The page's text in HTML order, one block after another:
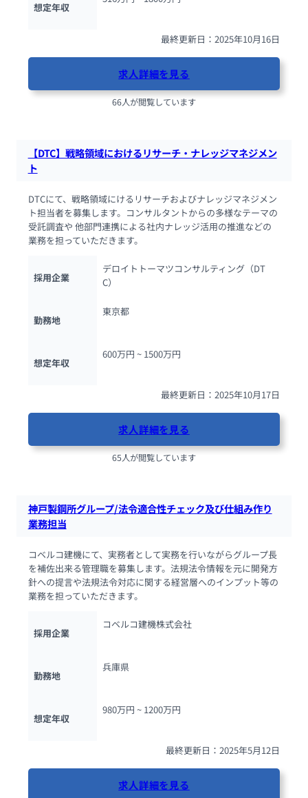
想定年収
最終更新日：2025年10月16日
求人詳細を見る
66人が閲覧しています
【DTC】戦略領域におけるリサーチ・ナレッジマネジメン
ト
DTCにて、戦略領域にけるリサーチおよびナレッジマネジメン
ト担当者を募集します。コンサルタントからの多様なテーマの
受託調査や 他部門連携による社内ナレッジ活用の推進などの
業務を担っていただきます。
採用企業
デロイトトーマツコンサルティング（DT
C）
勤務地
東京都
想定年収
600万円 ~ 1500万円
最終更新日：2025年10月17日
求人詳細を見る
65人が閲覧しています
神戸製鋼所グループ/法令適合性チェック及び仕組み作り
業務担当
コベルコ建機にて、実務者として実務を行いながらグループ長
を補佐出来る管理職を募集します。法規法令情報を元に開発方
針への提言や法規法令対応に関する経営層へのインプット等の
業務を担っていただきます。
採用企業
コベルコ建機株式会社
勤務地
兵庫県
想定年収
980万円 ~ 1200万円
最終更新日：2025年5月12日
求人詳細を見る